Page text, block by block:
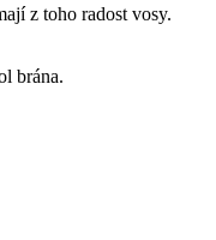
z toho radost vosy.
brána.